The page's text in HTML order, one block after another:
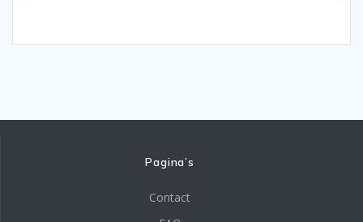
Pagina’s
Contact